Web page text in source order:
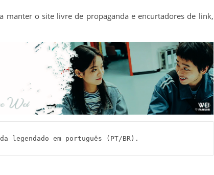
manter o site livre de propaganda e encurtadores de link,
legendado em português (PT/BR).